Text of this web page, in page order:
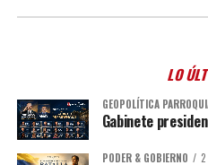
LO
GEOPOLÍTICA
Gabinete
PODER & GOBIERNO